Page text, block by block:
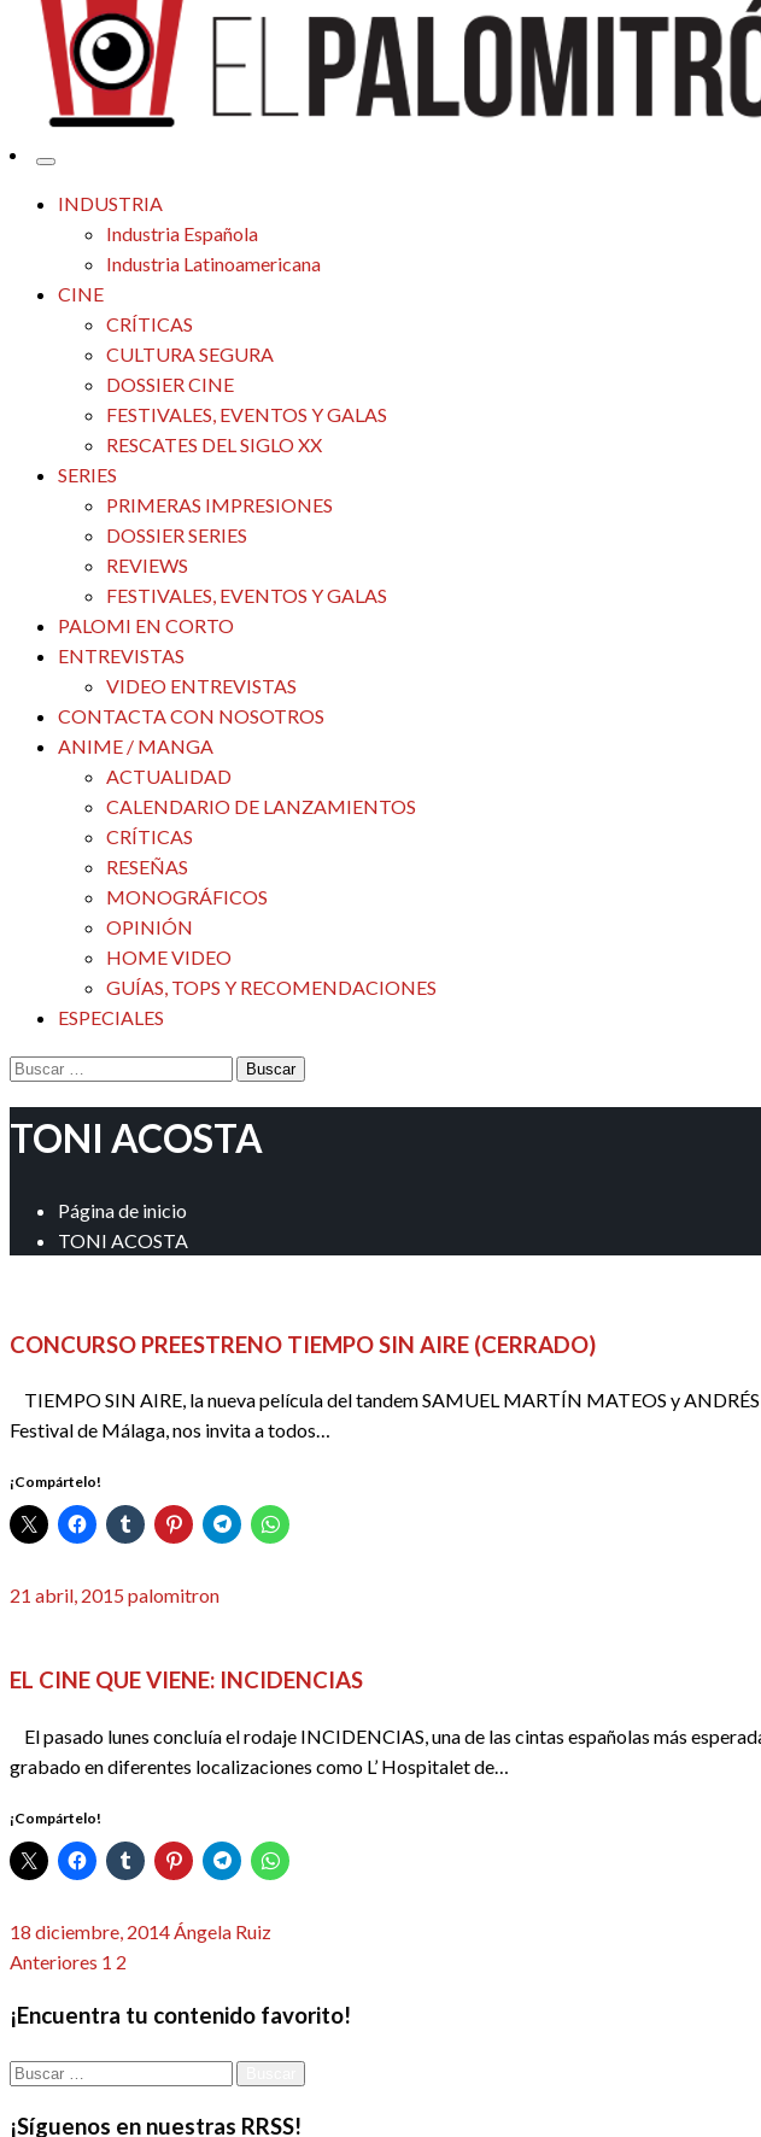
El Palomitrón
Tu espacio de la industria de cine española y latinoamericana
INDUSTRIA
Industria Española
Industria Latinoamericana
CINE
CRÍTICAS
CULTURA SEGURA
DOSSIER CINE
FESTIVALES, EVENTOS Y GALAS
RESCATES DEL SIGLO XX
SERIES
PRIMERAS IMPRESIONES
DOSSIER SERIES
REVIEWS
FESTIVALES, EVENTOS Y GALAS
PALOMI EN CORTO
ENTREVISTAS
VIDEO ENTREVISTAS
CONTACTA CON NOSOTROS
ANIME / MANGA
ACTUALIDAD
CALENDARIO DE LANZAMIENTOS
CRÍTICAS
RESEÑAS
MONOGRÁFICOS
OPINIÓN
HOME VIDEO
GUÍAS, TOPS Y RECOMENDACIONES
ESPECIALES
Buscar:
TONI ACOSTA
Página de inicio
TONI ACOSTA
CONCURSO PREESTRENO TIEMPO SIN AIRE (CERRADO)
TIEMPO SIN AIRE, la nueva película del tandem SAMUEL MARTÍN MATEOS y
Festival de Málaga, nos invita a todos…
¡Compártelo!
Publicado
21 abril, 2015palomitron
EL CINE QUE VIENE: INCIDENCIAS
El pasado lunes concluía el rodaje INCIDENCIAS, una de las cintas españolas más
grabado en diferentes localizaciones como L’ Hospitalet de…
¡Compártelo!
Publicado
el
18 diciembre, 2014 Ángela Ruiz
Paginación
de
entradas
Anteriores 1 2
¡Encuentra tu contenido favorito!
Buscar:
¡Síguenos en nuestras RRSS!